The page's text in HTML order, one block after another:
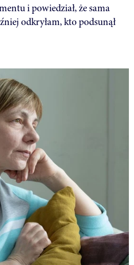
i powiedział, że sama
odkryłam, kto podsunął